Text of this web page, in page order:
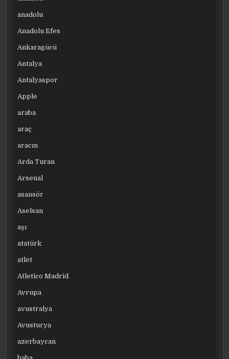
anadolu
Anadolu Efes
Ankaragücü
Antalya
Antalyaspor
Apple
araba
araç
aracın
Arda Turan
Arsenal
asansör
Aselsan
aşı
atatürk
atlet
Atletico Madrid
Avrupa
avustralya
Avusturya
azerbaycan